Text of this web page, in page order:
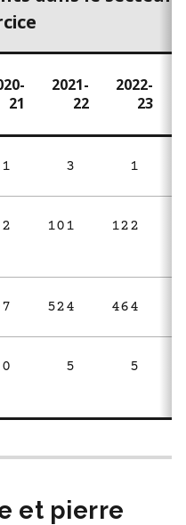
21
2021-
22
2022-
23
1 3 1
101 122
524 464
5 5
et pierre